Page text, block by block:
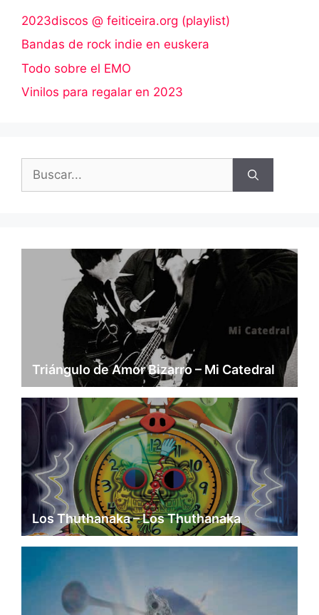
2023discos @ feiticeira.org (playlist)
Bandas de rock indie en euskera
Todo sobre el EMO
Vinilos para regalar en 2023
Buscar:
Triángulo de Amor Bizarro – Mi Catedral
Los Thuthanaka – Los Thuthanaka